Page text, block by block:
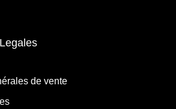
de vente